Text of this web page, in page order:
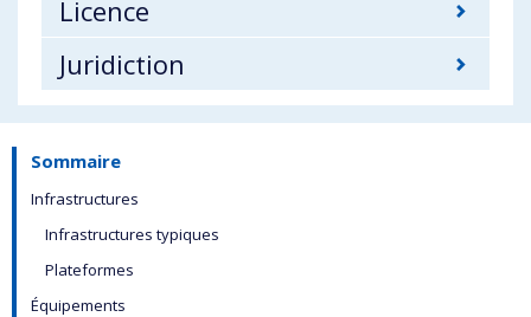
Licence
Juridiction
Sommaire
Infrastructures
Infrastructures typiques
Plateformes
Équipements